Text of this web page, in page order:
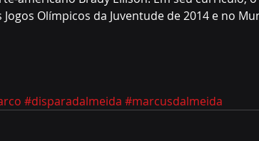
Olímpicos da Juventude de 2014 e no
#disparadalmeida #marcusdalmeida